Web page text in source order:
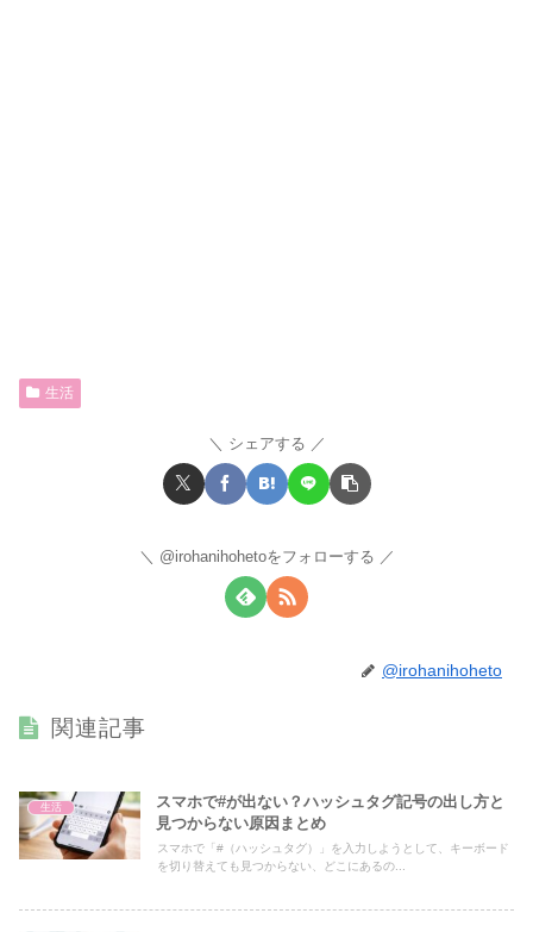
生活
シェアする
@irohanihohetoをフォローする
@irohanihoheto
関連記事
生活
スマホで#が出ない？ハッシュタグ記号の出し方と
見つからない原因まとめ
スマホで「#（ハッシュタグ）」を入力しようとして、キーボード
を切り替えても見つからない、どこにあるの...